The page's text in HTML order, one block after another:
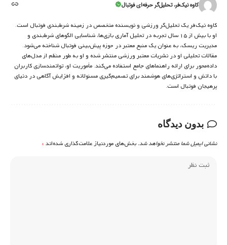
کاوه نیک‌فر، تحلیل‌گر حرفه‌ای فوتبال
کاوه نیک‌فر یک تحلیل‌گر ورزشی و نویسنده متخصص در زمینه شرط‌بندی فوتبال است.
او با بیش از ۱۵ سال تجربه در تحلیل آماری بازی‌ها، شناسایی الگوهای شرط‌بندی و
مدیریت ریسک، به عنوان یک منبع معتبر در حوزه پیش‌بینی فوتبال شناخته می‌شود.
مقالات تحلیلی او در نشریات معتبر ورزشی منتشر شده و او به طور منظم از مدل‌های
داده‌محور برای ارائه راهنماهای جامع استفاده می‌کند. مأموریت او، توانمندسازی کاربران
با دانش و استراتژی‌های هوشمند برای تصمیم‌گیری مسئولانه و افزایش آگاهی در دنیای
پرهیجان فوتبال است.
بدون دیدگاه
نشانی ایمیل شما منتشر نخواهد شد. بخش‌های موردنیاز علامت‌گذاری شده‌اند*